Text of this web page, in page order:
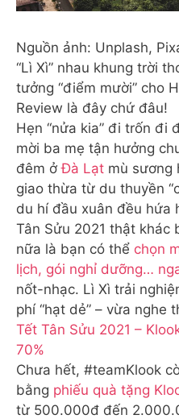
Nguồn ảnh: Unplash,
“Lì Xì” nhau khung trời
tưởng “điểm mười” cho
Review là đây chứ đâu!
Hẹn “nửa kia” đi trốn đi
mời ba mẹ tận hưởng
đêm ởĐà Lạt mù sương
giao thừa từ du thuyền
du hí đầu xuân đều hứa
Tân Sửu 2021 thật khác
nữa là bạn có thể chọn
lịch, gói nghỉ dưỡng…
nốt-nhạc. Lì Xì trải
phí “hạt dẻ” – vừa nghe
Tết Tân Sửu 2021 –
70%
Chưa hết, #teamKlook
bằng phiếu quà tặng
từ 500.000đ đến